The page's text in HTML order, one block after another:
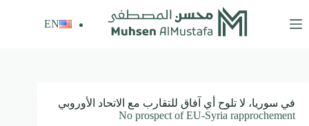
إلى
المحتوى
EN
في سوريا، لا تلوح أي آفاق للتقارب مع الاتحاد الأوروبي
No prospect of EU-Syria rapprochement